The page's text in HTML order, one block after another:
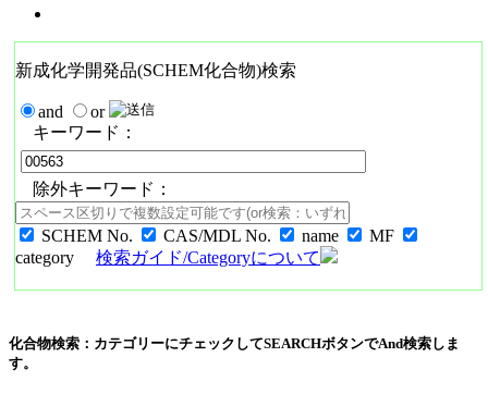
新成化学開発品(SCHEM化合物)検索
and
or
キーワード：
除外キーワード：
SCHEM No. CAS/MDL No. name
MF
category
検索ガイド/Categoryについて
化合物検索：カテゴリーにチェックしてSEARCHボタンでAnd検索しま
す。